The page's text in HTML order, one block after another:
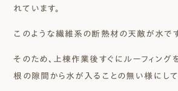
れています。
このような繊維系の断熱材の天敵が水です
そのため、上棟作業後すぐにルーフィング
根の隙間から水が入ることの無い様にして